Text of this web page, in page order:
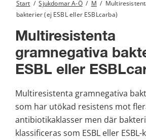
Start / Sjukdomar A-Ö / M /
bakterier (ej ESBL eller ESBLcarba)
Multiresistenta
gramnegativa
ESBL eller
Multiresistenta gramnegativa
som har utökad resistens mot
antibiotikaklasser men där
klassificeras som ESBL eller ESBL-